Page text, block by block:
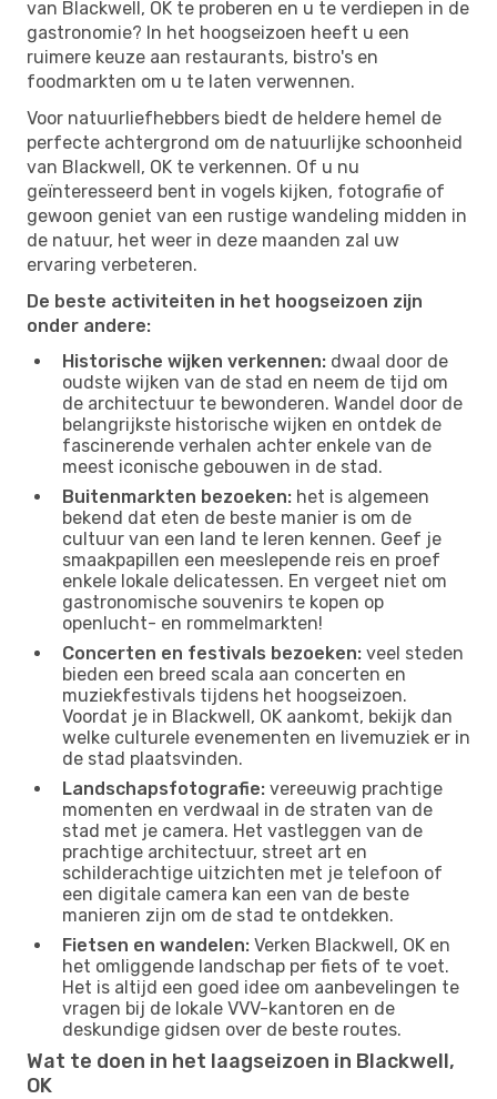
van Blackwell, OK te proberen en u te verdiepen in de
gastronomie? In het hoogseizoen heeft u een
ruimere keuze aan restaurants, bistro's en
foodmarkten om u te laten verwennen.
Voor natuurliefhebbers biedt de heldere hemel de
perfecte achtergrond om de natuurlijke schoonheid
van Blackwell, OK te verkennen. Of u nu
geïnteresseerd bent in vogels kijken, fotografie of
gewoon geniet van een rustige wandeling midden in
de natuur, het weer in deze maanden zal uw
ervaring verbeteren.
De beste activiteiten in het hoogseizoen zijn
onder andere:
Historische wijken verkennen: dwaal door de
oudste wijken van de stad en neem de tijd om
de architectuur te bewonderen. Wandel door de
belangrijkste historische wijken en ontdek de
fascinerende verhalen achter enkele van de
meest iconische gebouwen in de stad.
Buitenmarkten bezoeken: het is algemeen
bekend dat eten de beste manier is om de
cultuur van een land te leren kennen. Geef je
smaakpapillen een meeslepende reis en proef
enkele lokale delicatessen. En vergeet niet om
gastronomische souvenirs te kopen op
openlucht- en rommelmarkten!
Concerten en festivals bezoeken: veel steden
bieden een breed scala aan concerten en
muziekfestivals tijdens het hoogseizoen.
Voordat je in Blackwell, OK aankomt, bekijk dan
welke culturele evenementen en livemuziek er in
de stad plaatsvinden.
Landschapsfotografie: vereeuwig prachtige
momenten en verdwaal in de straten van de
stad met je camera. Het vastleggen van de
prachtige architectuur, street art en
schilderachtige uitzichten met je telefoon of
een digitale camera kan een van de beste
manieren zijn om de stad te ontdekken.
Fietsen en wandelen: Verken Blackwell, OK en
het omliggende landschap per fiets of te voet.
Het is altijd een goed idee om aanbevelingen te
vragen bij de lokale VVV-kantoren en de
deskundige gidsen over de beste routes.
Wat te doen in het laagseizoen in Blackwell,
OK